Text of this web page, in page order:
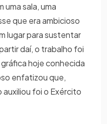
uma sala, uma
que era ambicioso
lugar para sustentar
daí, o trabalho foi
hoje conhecida
enfatizou que,
foi o Exército